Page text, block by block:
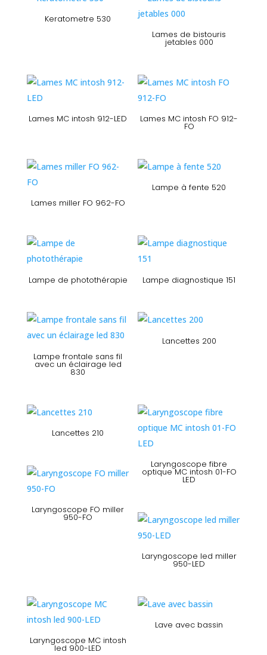
Keratometre 530
Lames de bistouris
jetables 000
Lames MC intosh 912-LED Lames MC intosh FO 912-
FO
Lames miller FO 962-FO
Lampe à fente 520
Lampe de photothérapie Lampe diagnostique 151
Lampe frontale sans fil
avec un éclairage led
830
Lancettes 200
Lancettes 210
Laryngoscope fibre
optique MC intosh 01-FO
LED
Laryngoscope FO miller
950-FO
Laryngoscope led miller
950-LED
Laryngoscope MC intosh
led 900-LED
Lave avec bassin